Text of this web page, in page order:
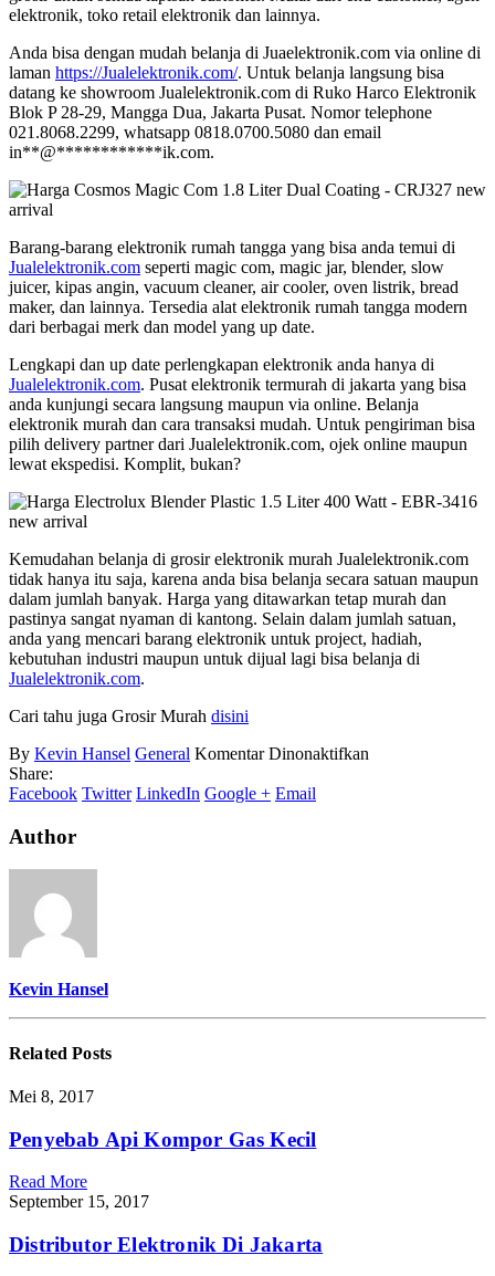
elektronik, toko retail elektronik dan lainnya.
Anda bisa dengan mudah belanja di Juaelektronik.com via online di
laman https://Jualelektronik.com/. Untuk belanja langsung bisa
datang ke showroom Jualelektronik.com di Ruko Harco Elektronik
Blok P 28-29, Mangga Dua, Jakarta Pusat. Nomor telephone
021.8068.2299, whatsapp 0818.0700.5080 dan email
in**@************ik.com.
Barang-barang elektronik rumah tangga yang bisa anda temui di
Jualelektronik.com seperti magic com, magic jar, blender, slow
juicer, kipas angin, vacuum cleaner, air cooler, oven listrik, bread
maker, dan lainnya. Tersedia alat elektronik rumah tangga modern
dari berbagai merk dan model yang up date.
Lengkapi dan up date perlengkapan elektronik anda hanya di
Jualelektronik.com. Pusat elektronik termurah di jakarta yang bisa
anda kunjungi secara langsung maupun via online. Belanja
elektronik murah dan cara transaksi mudah. Untuk pengiriman bisa
pilih delivery partner dari Jualelektronik.com, ojek online maupun
lewat ekspedisi. Komplit, bukan?
Kemudahan belanja di grosir elektronik murah Jualelektronik.com
tidak hanya itu saja, karena anda bisa belanja secara satuan maupun
dalam jumlah banyak. Harga yang ditawarkan tetap murah dan
pastinya sangat nyaman di kantong. Selain dalam jumlah satuan,
anda yang mencari barang elektronik untuk project, hadiah,
kebutuhan industri maupun untuk dijual lagi bisa belanja di
Jualelektronik.com.
Cari tahu juga Grosir Murah disini
By Kevin Hansel General Komentar Dinonaktifkan
Share:
Facebook Twitter LinkedIn Google + Email
Author
Kevin Hansel
RelatedPosts
Mei 8, 2017
Penyebab Api Kompor Gas Kecil
Read More
September 15, 2017
Distributor Elektronik Di Jakarta